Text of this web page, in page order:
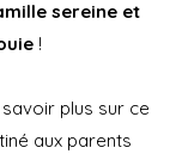
sereine et
!
plus sur ce
aux parents